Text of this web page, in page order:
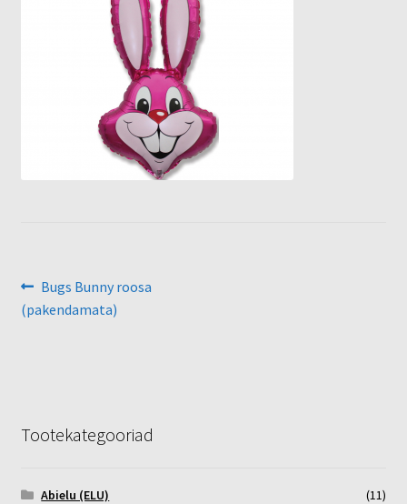
Navigeerimine
Eelmine
postitus:
Bugs Bunny roosa
(pakendamata)
Tootekategooriad
Abielu (ELU)
(11)